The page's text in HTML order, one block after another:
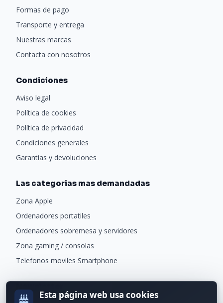
Formas de pago
Transporte y entrega
Nuestras marcas
Contacta con nosotros
Condiciones
Aviso legal
Política de cookies
Política de privacidad
Condiciones generales
Garantías y devoluciones
Las categorias mas demandadas
Zona Apple
Ordenadores portatiles
Ordenadores sobremesa y servidores
Zona gaming / consolas
Telefonos moviles Smartphone
Esta página web usa cookies